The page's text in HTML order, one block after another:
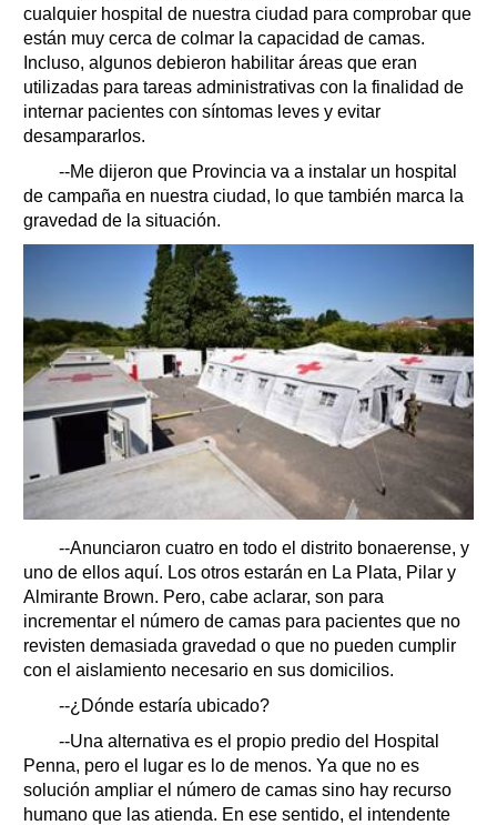
cualquier hospital de nuestra ciudad para comprobar que
están muy cerca de colmar la capacidad de camas.
Incluso, algunos debieron habilitar áreas que eran
utilizadas para tareas administrativas con la finalidad de
internar pacientes con síntomas leves y evitar
desampararlos.
--Me dijeron que Provincia va a instalar un hospital
de campaña en nuestra ciudad, lo que también marca la
gravedad de la situación.
--Anunciaron cuatro en todo el distrito bonaerense, y
uno de ellos aquí. Los otros estarán en La Plata, Pilar y
Almirante Brown. Pero, cabe aclarar, son para
incrementar el número de camas para pacientes que no
revisten demasiada gravedad o que no pueden cumplir
con el aislamiento necesario en sus domicilios.
--¿Dónde estaría ubicado?
--Una alternativa es el propio predio del Hospital
Penna, pero el lugar es lo de menos. Ya que no es
solución ampliar el número de camas sino hay recurso
humano que las atienda. En ese sentido, el intendente